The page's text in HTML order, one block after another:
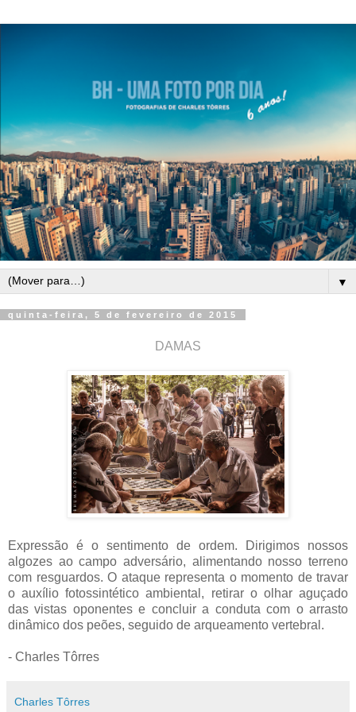
▼
quinta-feira, 5 de fevereiro de 2015
DAMAS
Expressão é o sentimento de ordem. Dirigimos nossos
algozes ao campo adversário, alimentando nosso terreno
com resguardos. O ataque representa o momento de travar
o auxílio fotossintético ambiental, retirar o olhar aguçado
das vistas oponentes e concluir a conduta com o arrasto
dinâmico dos peões, seguido de arqueamento vertebral.
- Charles Tôrres
Charles Tôrres